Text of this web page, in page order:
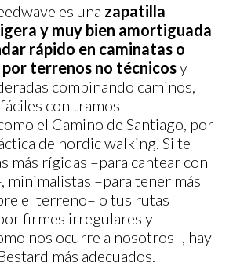
es una zapatilla
y muy bien amortiguada
rápido en caminatas o
terrenos no técnicosy
combinando caminos,
con tramos
el Camino de Santiago, por
de nordic walking. Si te
más rígidas –para cantear con
minimalistas –para tener más
el terreno– o tus rutas
firmes irregulares y
nos ocurre a nosotros–, hay
más adecuados.